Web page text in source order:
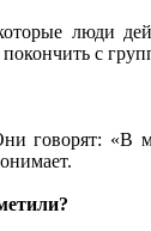
люди
с
говорят: «В